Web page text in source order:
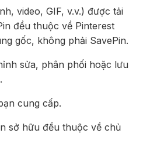
video, GIF, v.v.) được tải
đều thuộc về Pinterest
gốc, không phải SavePin.
sửa, phân phối hoặc lưu
cung cấp.
sở hữu đều thuộc về chủ